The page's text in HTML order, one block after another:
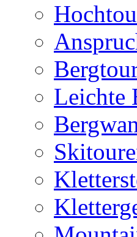
Leichte